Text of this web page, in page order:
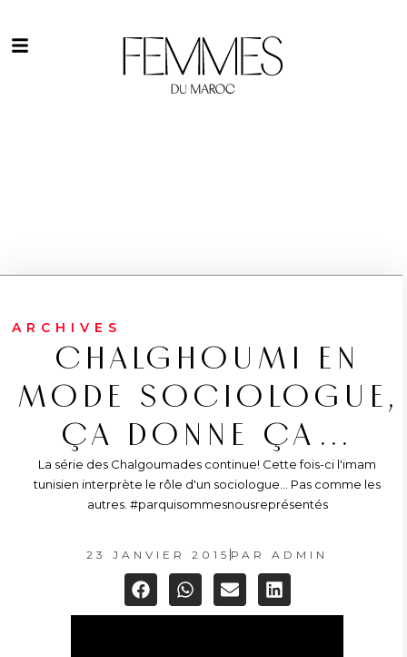
ARCHIVES
CHALGHOUMI EN
MODE SOCIOLOGUE,
ÇA DONNE ÇA…
La série des Chalgoumades continue! Cette fois-ci l'imam
tunisien interprète le rôle d'un sociologue... Pas comme les
autres. #parquisommesnousreprésentés
23 JANVIER 2015 PAR ADMIN